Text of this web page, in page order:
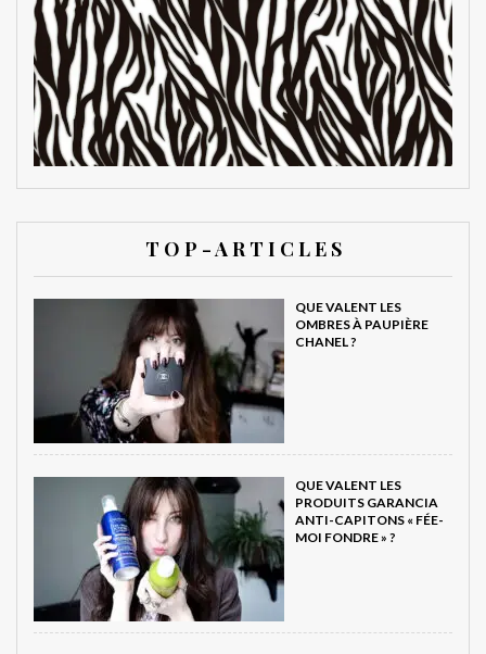
T O P - A R T I C L E S
QUE VALENT LES
OMBRES À PAUPIÈRE
CHANEL ?
QUE VALENT LES
PRODUITS GARANCIA
ANTI-CAPITONS « FÉE-
MOI FONDRE » ?